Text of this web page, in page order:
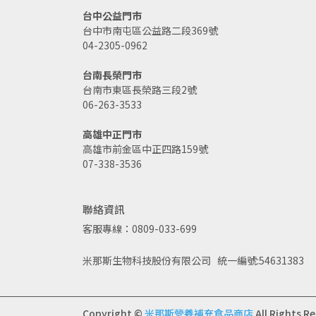
台中公益門市
台中市南屯區公益路二段369號
04-2305-0962
台南長榮門市
台南市東區長榮路三段2號
06-263-3533
高雄中正門市
高雄市前金區中正四路159號
07-338-3536
聯絡資訊
客服專線：0809-033-699
米那斯生物科技股份有限公司   統一編號:54631383
Copyright © 米那斯營養補充食品商店 All Rights